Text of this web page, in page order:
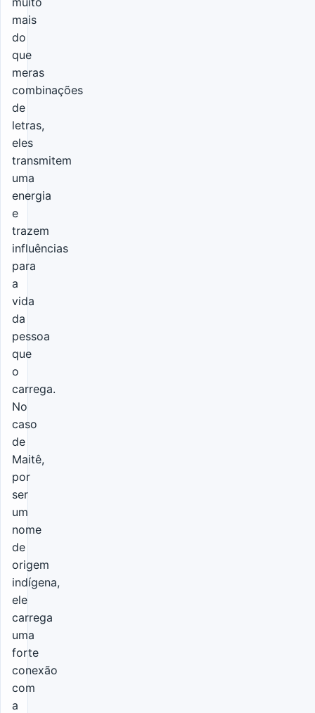
mais
do
que
meras
combinações
de
letras,
eles
transmitem
uma
energia
e
trazem
influências
para
a
vida
da
pessoa
que
o
carrega.
No
caso
de
Maitê,
por
ser
um
nome
de
origem
indígena,
ele
carrega
uma
forte
conexão
com
a